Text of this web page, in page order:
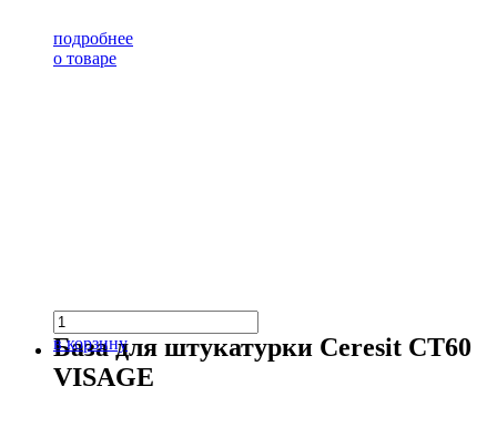
подробнее
о товаре
в корзину
База для штукатурки Ceresit CT60
VISAGE